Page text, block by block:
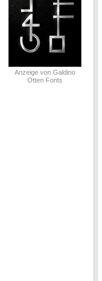
Anzeige von Galdino
Otten Fonts